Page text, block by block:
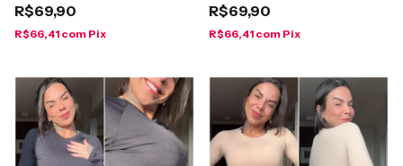
R$69,90
R$66,41 com Pix
R$69,90
R$66,41 com Pix